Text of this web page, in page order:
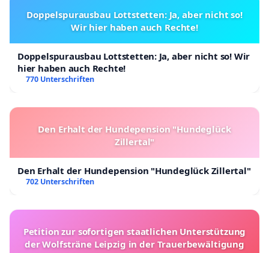
Doppelspurausbau Lottstetten: Ja, aber nicht so!
Wir hier haben auch Rechte!
Doppelspurausbau Lottstetten: Ja, aber nicht so! Wir
hier haben auch Rechte!
770 Unterschriften
Den Erhalt der Hundepension "Hundeglück
Zillertal"
Den Erhalt der Hundepension "Hundeglück Zillertal"
702 Unterschriften
Petition zur sofortigen staatlichen Unterstützung
der Wolfsträne Leipzig in der Trauerbewältigung